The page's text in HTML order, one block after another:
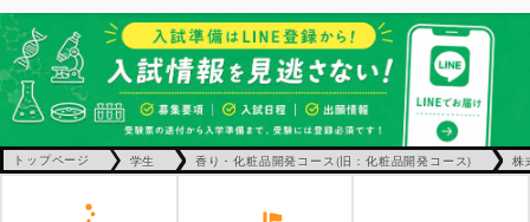
トップページ 学生 香り・化粧品開発コース(旧：化粧品開発コース) 株